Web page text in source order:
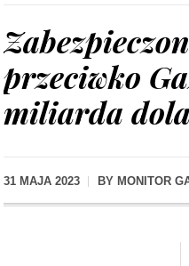
przeciwko
miliarda
31 MAJA 2023 BY MONITOR